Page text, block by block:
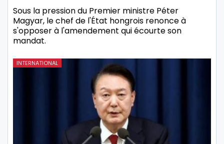
Sous la pression du Premier ministre Péter
Magyar, le chef de l'État hongrois renonce à
s'opposer à l'amendement qui écourte son
mandat.
INTERNATIONAL